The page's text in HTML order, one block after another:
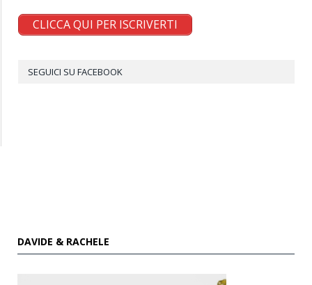
CLICCA QUI PER ISCRIVERTI
SEGUICI SU FACEBOOK
DAVIDE & RACHELE